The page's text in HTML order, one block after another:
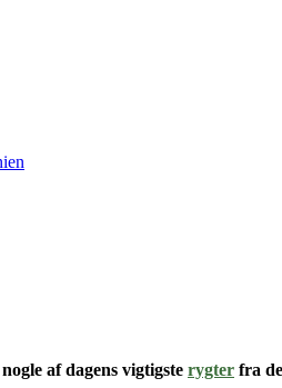
af dagens vigtigste rygter fra